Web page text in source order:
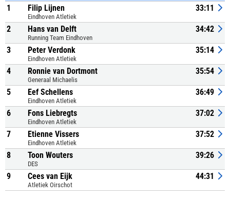
1 Filip Lijnen
Eindhoven Atletiek
33:11
2 Hans van Delft
Running Team Eindhoven
34:42
3 Peter Verdonk
Eindhoven Atletiek
35:14
4 Ronnie van Dortmont
Generaal Michaelis
35:54
5 Eef Schellens
Eindhoven Atletiek
36:49
6 Fons Liebregts
Eindhoven Atletiek
37:02
7 Etienne Vissers
Eindhoven Atletiek
37:52
8 Toon Wouters
DES
39:26
9 Cees van Eijk
Atletiek Oirschot
44:31